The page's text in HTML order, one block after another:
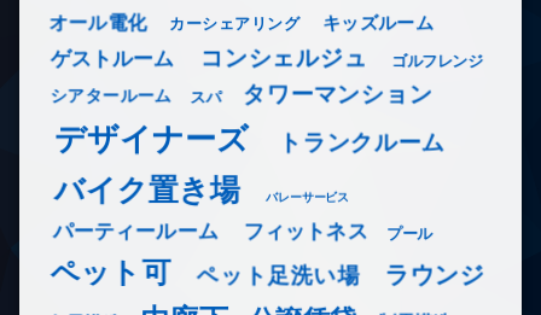
オール電化 カーシェアリング キッズルーム
ゲストルーム コンシェルジュ ゴルフレンジ
シアタールーム スパ タワーマンション
デザイナーズ トランクルーム
バイク置き場 バレーサービス
パーティールーム フィットネス プール
ペット可 ペット足洗い場 ラウンジ